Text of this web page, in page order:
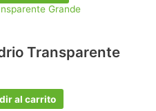
Transparente
al carrito